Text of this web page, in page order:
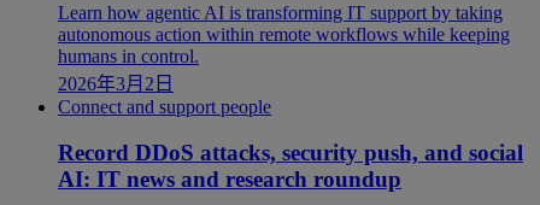
Learn how agentic AI is transforming IT support by taking
autonomous action within remote workflows while keeping
humans in control.
2026年3月2日
Connect and support people
Record DDoS attacks, security push, and social
AI: IT news and research roundup